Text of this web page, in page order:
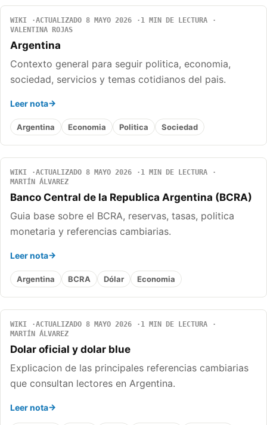
WIKI ACTUALIZADO 8 MAYO 2026
1 MIN DE LECTURA
VALENTINA ROJAS
Argentina
Contexto general para seguir politica, economia,
sociedad, servicios y temas cotidianos del pais.
Leer nota
Argentina Economia Politica Sociedad
WIKI ACTUALIZADO 8 MAYO 2026
1 MIN DE LECTURA
MARTÍN ÁLVAREZ
Banco Central de la Republica Argentina (BCRA)
Guia base sobre el BCRA, reservas, tasas, politica
monetaria y referencias cambiarias.
Leer nota
Argentina BCRA Dólar Economia
WIKI ACTUALIZADO 8 MAYO 2026
1 MIN DE LECTURA
MARTÍN ÁLVAREZ
Dolar oficial y dolar blue
Explicacion de las principales referencias cambiarias
que consultan lectores en Argentina.
Leer nota